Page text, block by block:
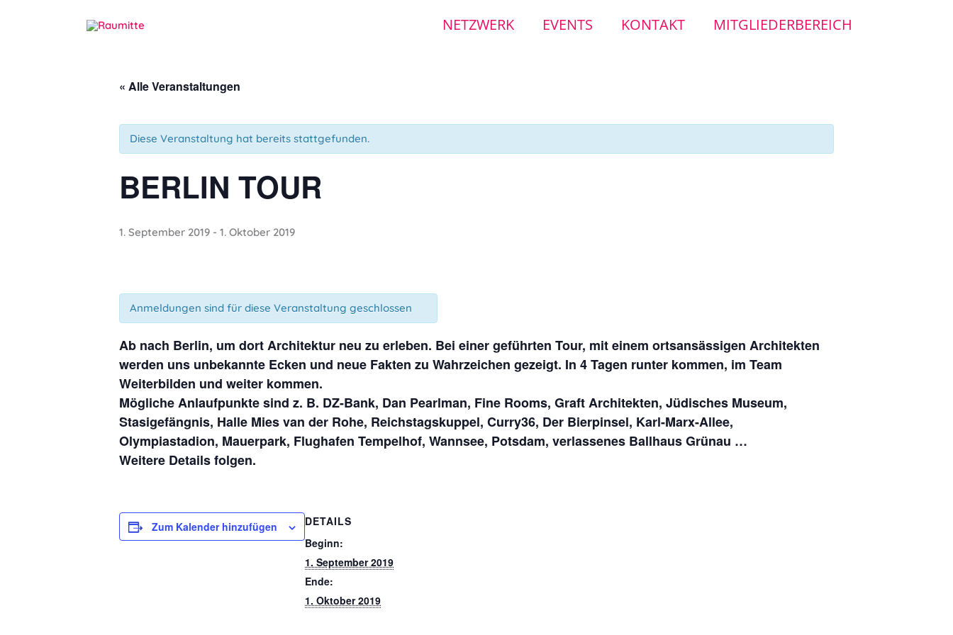
NETZWERK EVENTS KONTAKT MITGLIEDERBEREICH
« Alle Veranstaltungen
Diese Veranstaltung hat bereits stattgefunden.
BERLIN TOUR
1. September 2019 - 1. Oktober 2019
Anmeldungen sind für diese Veranstaltung geschlossen
Ab nach Berlin, um dort Architektur neu zu erleben. Bei einer geführten Tour, mit einem ortsansässigen Architekten
werden uns unbekannte Ecken und neue Fakten zu Wahrzeichen gezeigt. In 4 Tagen runter kommen, im Team
Weiterbilden und weiter kommen.
Mögliche Anlaufpunkte sind z. B. DZ-Bank, Dan Pearlman, Fine Rooms, Graft Architekten, Jüdisches Museum,
Stasigefängnis, Halle Mies van der Rohe, Reichstagskuppel, Curry36, Der Bierpinsel, Karl-Marx-Allee,
Olympiastadion, Mauerpark, Flughafen Tempelhof, Wannsee, Potsdam, verlassenes Ballhaus Grünau …
Weitere Details folgen.
Zum Kalender hinzufügen
DETAILS
Beginn:
1. September 2019
Ende:
1. Oktober 2019